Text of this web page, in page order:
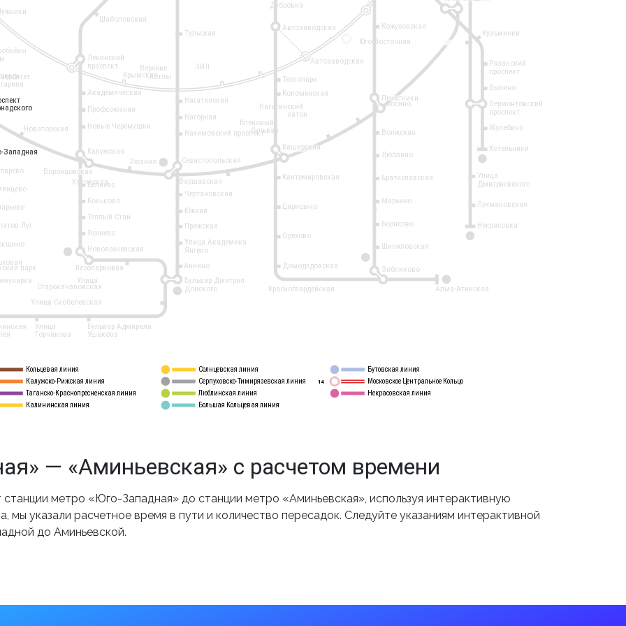
Кольцевая линия
Калужско-Рижская линия
Таганско-Краснопресненская линия
Калининская линия
Солнцевская линия
Серпуховско-Тимирязевская линия
Люблинская линия
Бутовская линия
Московское Центральное Кольцо
Большая Кольцевая линия
Некрасовская линия
14
2
11
14
Академическая
Профсоюзная
Новые Черёмушки
Калужская
Беляево
Коньково
Тёплый Стан
Ясенево
Новоясеневская
Нагатинская
Нагорная
Нахимовский проспект
Севастопольская
Чертановская
Южная
Пражская
Улица Академика
Янгеля
ЗИЛ
Верхние
Котлы
Крымская
Кузьминки
Рязанский
проспект
Выхино
Лермонтовский
проспект
Жулебино
Котельники
Кожуховская
Печатники
Волжская
Люблино
Братиславская
Марьино
Борисово
Шипиловская
Зябликово
Технопарк
Коломенская
Каширская
Кантемировская
Царицыно
Орехово
Домодедовская
Красногвардейская Алма-Атинская
Ленинский
проспект
Шаболовская
Аннино
Бульвар Дмитрия
Донского
Западная
Варшавская
Тульская
парк Лесопарковая
Улица
Старокачаловская
Улица Скобелевская
Бульвар Адмирала
Ушакова
Улица
Горчакова
Дубровка
Автозаводская
Каховская
Улица
Дмитриевского
Лухмановская
Некрасовка
Косино
Луг
Новаторская
Зюзино
Воронцовская
Автозаводская
Юго-Восточная
Кленовый
бульвар
Нагатинский
затон
Западная
— «Аминьевская» с расчетом времени
метро «Юго-Западная» до станции метро «Аминьевская», используя интерактивную
указали расчетное время в пути и количество пересадок. Следуйте указаниям интерактивной
до Аминьевской.